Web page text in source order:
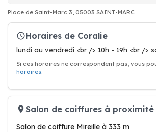
Place de Saint-Marc 3, 05003 SAINT-MARC
Horaires de Coralie
lundi au vendredi <br /> 10h - 19h <br />
Si ces horaires ne correspondent pas, vous
horaires.
Salon de coiffures à proximité
Salon de coiffure Mireille à 333 m